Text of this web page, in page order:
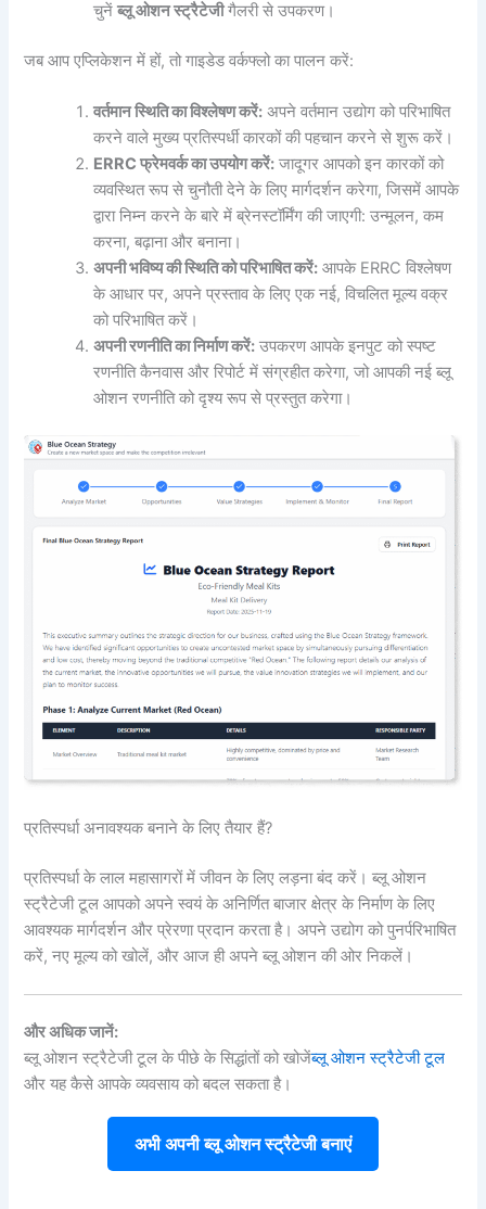
चुनेंब्लू ओशन स्ट्रैटेजीगैलरी से उपकरण।
जब आप एप्लिकेशन में हों, तो गाइडेड वर्कफ्लो का पालन करें:
वर्तमान स्थिति का विश्लेषण करें: अपने वर्तमान उद्योग को परिभाषित
करने वाले मुख्य प्रतिस्पर्धी कारकों की पहचान करने से शुरू करें।
ERRC फ्रेमवर्क का उपयोग करें: जादूगर आपको इन कारकों को
व्यवस्थित रूप से चुनौती देने के लिए मार्गदर्शन करेगा, जिसमें आपके
द्वारा निम्न करने के बारे में ब्रेनस्टॉर्मिंग की जाएगी: उन्मूलन, कम
करना, बढ़ाना और बनाना।
अपनी भविष्य की स्थिति को परिभाषित करें: आपके ERRC विश्लेषण
के आधार पर, अपने प्रस्ताव के लिए एक नई, विचलित मूल्य वक्र
को परिभाषित करें।
अपनी रणनीति का निर्माण करें: उपकरण आपके इनपुट को स्पष्ट
रणनीति कैनवास और रिपोर्ट में संग्रहीत करेगा, जो आपकी नई ब्लू
ओशन रणनीति को दृश्य रूप से प्रस्तुत करेगा।
प्रतिस्पर्धा अनावश्यक बनाने के लिए तैयार हैं?
प्रतिस्पर्धा के लाल महासागरों में जीवन के लिए लड़ना बंद करें। ब्लू ओशन
स्ट्रैटेजी टूल आपको अपने स्वयं के अनिर्णित बाजार क्षेत्र के निर्माण के लिए
आवश्यक मार्गदर्शन और प्रेरणा प्रदान करता है। अपने उद्योग को पुनर्परिभाषित
करें, नए मूल्य को खोलें, और आज ही अपने ब्लू ओशन की ओर निकलें।
और अधिक जानें:
ब्लू ओशन स्ट्रैटेजी टूल के पीछे के सिद्धांतों को खोजेंब्लू ओशन स्ट्रैटेजी टूल
और यह कैसे आपके व्यवसाय को बदल सकता है।
अभी अपनी ब्लू ओशन स्ट्रैटेजी बनाएं